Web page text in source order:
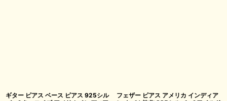
ギター ピアス ベース ピアス 925シル
フェザー ピアス アメリカ インディア